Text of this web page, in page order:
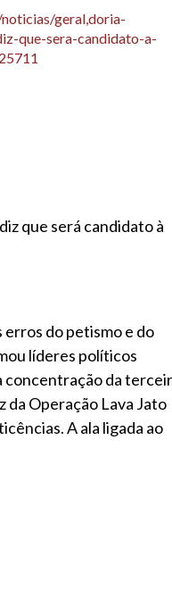
geral,doria-
que-sera-candidato-a-
que será candidato à
do petismo e do
líderes políticos
concentração da
da Operação Lava Jato
A ala ligada ao